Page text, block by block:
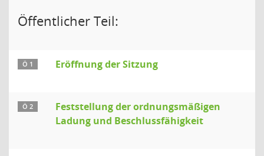
Öffentlicher Teil:
Ö 1 Eröffnung der Sitzung
Ö 2
Feststellung der ordnungsmäßigen
Ladung und Beschlussfähigkeit